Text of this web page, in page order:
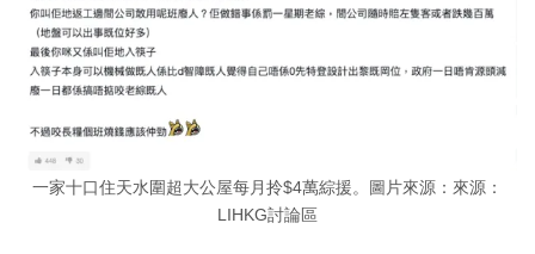
一家十口住天水圍超大公屋每月拎$4萬綜援。圖片來源：來源：
LIHKG討論區